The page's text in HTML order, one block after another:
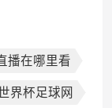
播在哪里看
界杯足球网